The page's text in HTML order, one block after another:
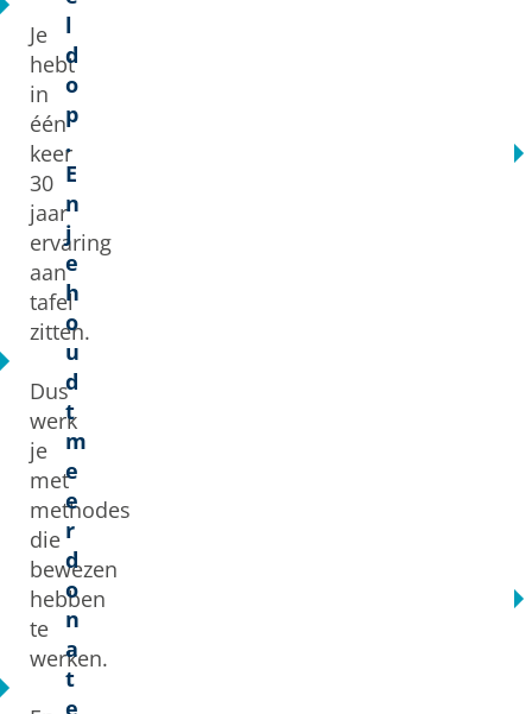
Je
hebt
in
één
keer
30
jaar
ervaring
aan
tafel
zitten.
Dus
werk
je
met
methodes
die
bewezen
hebben
te
werken.
l
d
o
p
.
E
n
j
e
h
o
u
d
t
m
e
e
r
d
o
n
a
t
e